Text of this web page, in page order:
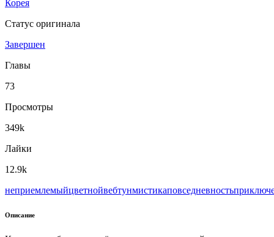
Корея
Статус оригинала
Завершен
Главы
73
Просмотры
349k
Лайки
12.9k
неприемлемыйцветнойвeбтунмистикаповседневность
Описание